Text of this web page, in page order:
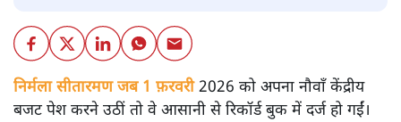
निर्मला सीतारमण जब 1 फ़रवरी2026 को अपना नौवाँ केंद्रीय
बजट पेश करने उठीं तो वे आसानी से रिकॉर्ड बुक में दर्ज हो गईं।